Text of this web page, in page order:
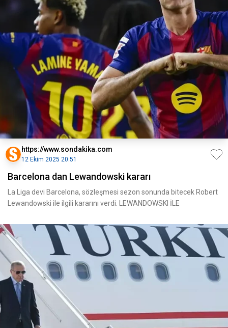
https://www.sondakika.com
12 Ekim 2025 20:51
Barcelona dan Lewandowski kararı
La Liga devi Barcelona, sözleşmesi sezon sonunda bitecek Robert
Lewandowski ile ilgili kararını verdi. LEWANDOWSKI İLE